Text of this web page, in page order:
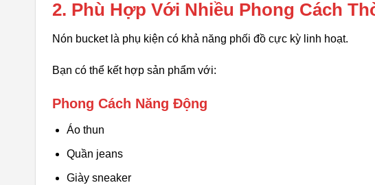
2. Phù Hợp Với Nhiều Phong Cách
Nón bucket là phụ kiện có khả năng phối đồ cực kỳ linh hoạt.
Bạn có thể kết hợp sản phẩm với:
Phong Cách Năng Động
Áo thun
Quần jeans
Giày sneaker